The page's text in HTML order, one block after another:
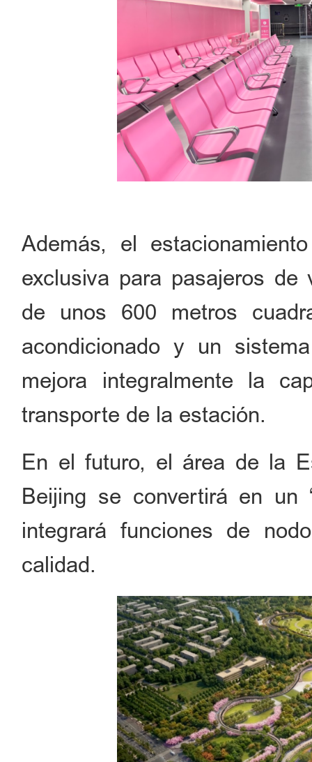
Además, el
exclusiva para pasajeros de
de unos 600 metros
acondicionado y un
mejora integralmente la
transporte de la estación.
En el futuro, el área de la
Beijing se convertirá en un
integrará funciones de
calidad.